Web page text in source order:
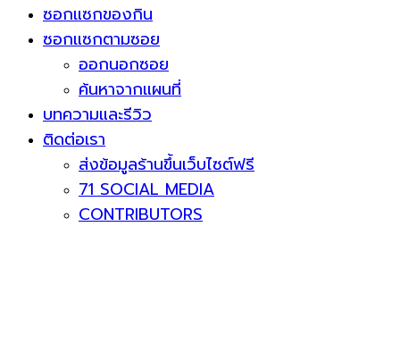
ซอกแซกของกิน
ซอกแซกตามซอย
ออกนอกซอย
ค้นหาจากแผนที่
บทความและรีวิว
ติดต่อเรา
ส่งข้อมูลร้านขึ้นเว็บไซต์ฟรี
71 SOCIAL MEDIA
CONTRIBUTORS